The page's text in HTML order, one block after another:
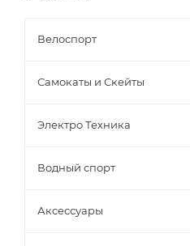
Велоспорт
Самокаты и Скейты
Электро Техника
Водный спорт
Аксессуары